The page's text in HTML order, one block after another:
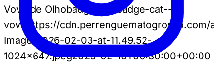
Vovô de Olhobadge-cat badge-cat--
vovo
https://
Image-2026-02-03-at-11.49.52-
1024x647.jpeg2026-02-10T00:30:00+00:00